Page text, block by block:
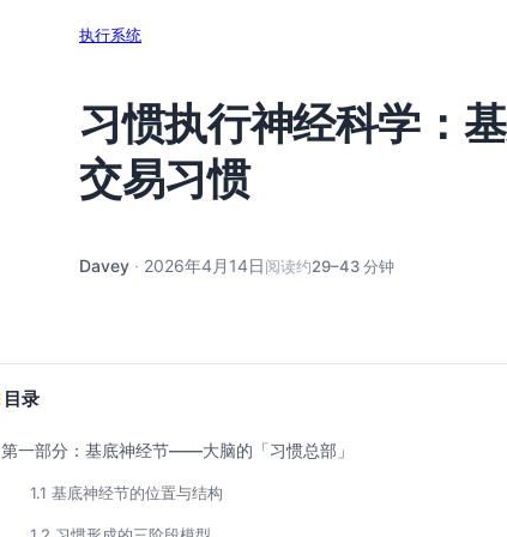
执行系统
习惯执行神经科学：
交易习惯
Davey · 2026年4月14日阅读约29–43 分钟
目录
第一部分：基底神经节——大脑的「习惯总部」
1.1 基底神经节的位置与结构